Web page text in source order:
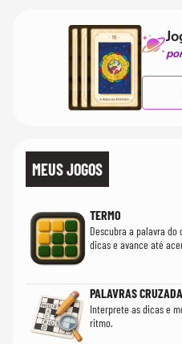
MEUS JOGOS
TERMO
Descubra a palavra do
dicas e avance até
PALAVRAS
Interprete as dicas e
ritmo.